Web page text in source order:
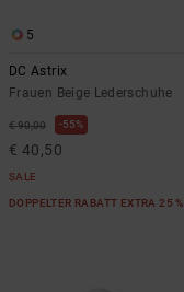
5
DC Astrix
Frauen Beige Lederschuhe
€ 90,00 55%
€ 40,50
SALE
DOPPELTER RABATT EXTRA 25 %